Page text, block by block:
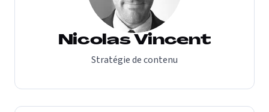
Nicolas Vincent
Stratégie de contenu